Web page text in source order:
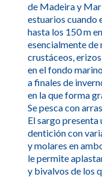
de Madeira y
estuarios cuando
hasta los 150 m
esencialmente de
crustáceos,
en el fondo
a finales de
en la que forma
Se pesca con
El sargo presenta
dentición con
y molares en
le permite
y bivalvos de los